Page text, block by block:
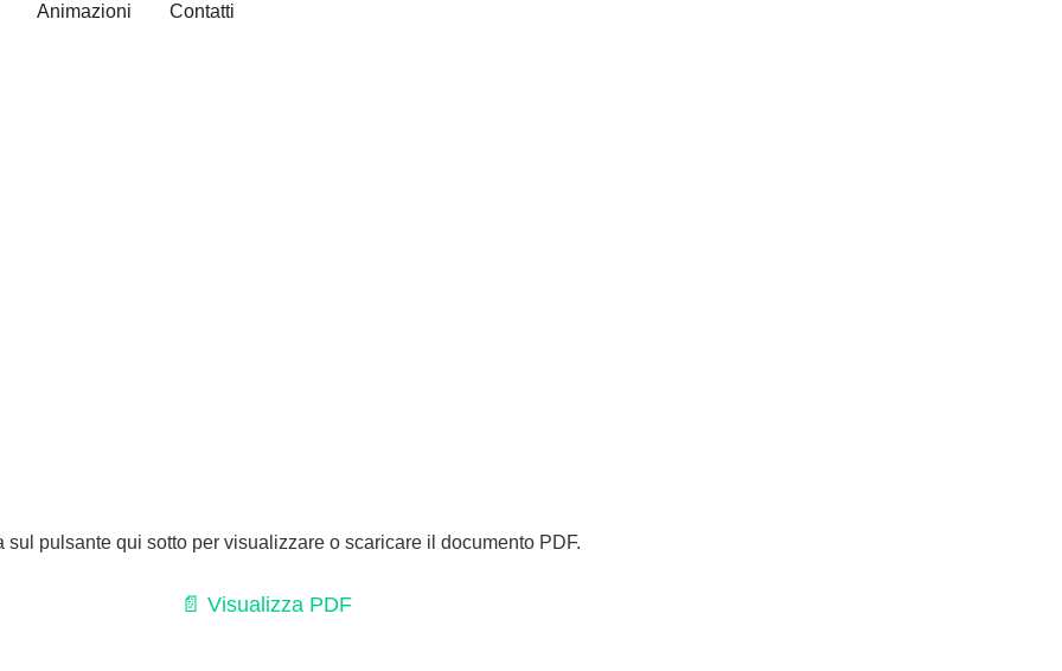
Animazioni Contatti
sul pulsante qui sotto per visualizzare o scaricare il documento PDF.
📄 Visualizza PDF